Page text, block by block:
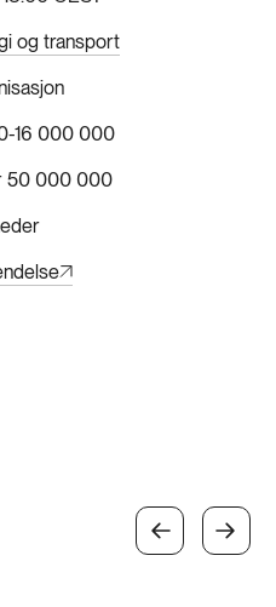
og transport
16 000 000
50 000 000